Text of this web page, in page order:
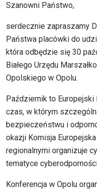
Szanowni Państwo,
serdecznie zapraszamy
Państwa placówki do
która odbędzie się 30
Białego Urzędu
Opolskiego w Opolu.
Październik to
czas, w którym
bezpieczeństwu i
okazji Komisja
regionalnymi organizuje
tematyce
Konferencja w Opolu